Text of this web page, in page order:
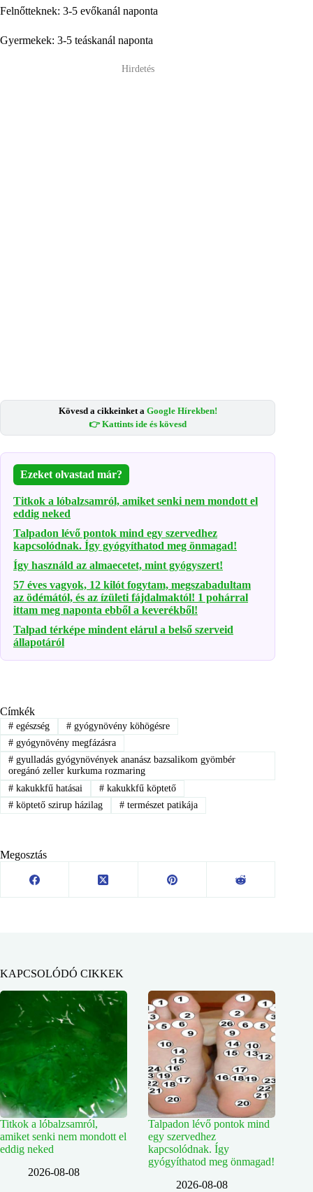
Felnőtteknek: 3-5 evőkanál naponta
Gyermekek: 3-5 teáskanál naponta
Hirdetés
Kövesd a cikkeinket a Google Hírekben!
👉 Kattints ide és kövesd
Ezeket olvastad már?
Titkok a lóbalzsamról, amiket senki nem mondott el
eddig neked
Talpadon lévő pontok mind egy szervedhez
kapcsolódnak. Így gyógyíthatod meg önmagad!
Így használd az almaecetet, mint gyógyszert!
57 éves vagyok, 12 kilót fogytam, megszabadultam
az ödémától, és az ízületi fájdalmaktól! 1 pohárral
ittam meg naponta ebből a keverékből!
Talpad térképe mindent elárul a belső szerveid
állapotáról
Címkék
#egészség #gyógynövény köhögésre
#gyógynövény megfázásra
#gyulladás gyógynövények ananász bazsalikom gyömbér
oregánó zeller kurkuma rozmaring
#kakukkfű hatásai #kakukkfű köptető
#köptető szirup házilag #természet patikája
Megosztás
KAPCSOLÓDÓ CIKKEK
Titkok a lóbalzsamról,
amiket senki nem mondott el
eddig neked
2026-08-08
Talpadon lévő pontok mind
egy szervedhez
kapcsolódnak. Így
gyógyíthatod meg önmagad!
2026-08-08